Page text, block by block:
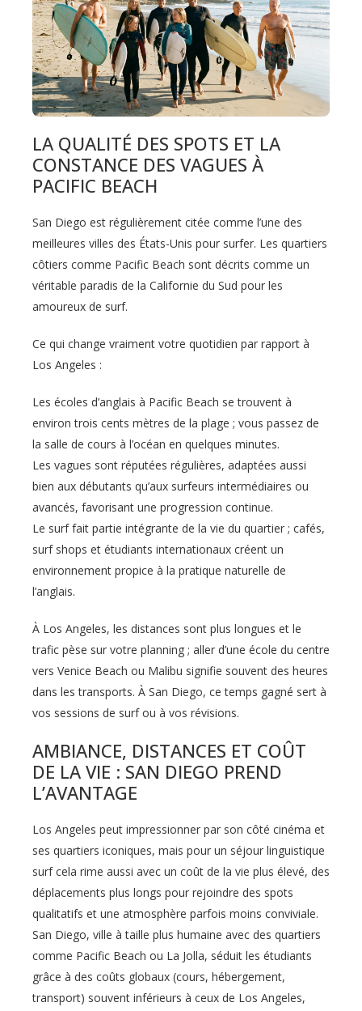
LA QUALITÉ DES SPOTS ET LA
CONSTANCE DES VAGUES À
PACIFIC BEACH
San Diego est régulièrement citée comme l’une des
meilleures villes des États-Unis pour surfer. Les quartiers
côtiers comme Pacific Beach sont décrits comme un
véritable paradis de la Californie du Sud pour les
amoureux de surf.
Ce qui change vraiment votre quotidien par rapport à
Los Angeles :
Les écoles d’anglais à Pacific Beach se trouvent à
environ trois cents mètres de la plage ; vous passez de
la salle de cours à l’océan en quelques minutes.
Les vagues sont réputées régulières, adaptées aussi
bien aux débutants qu’aux surfeurs intermédiaires ou
avancés, favorisant une progression continue.
Le surf fait partie intégrante de la vie du quartier ; cafés,
surf shops et étudiants internationaux créent un
environnement propice à la pratique naturelle de
l’anglais.
À Los Angeles, les distances sont plus longues et le
trafic pèse sur votre planning ; aller d’une école du centre
vers Venice Beach ou Malibu signifie souvent des heures
dans les transports. À San Diego, ce temps gagné sert à
vos sessions de surf ou à vos révisions.
AMBIANCE, DISTANCES ET COÛT
DE LA VIE : SAN DIEGO PREND
L’AVANTAGE
Los Angeles peut impressionner par son côté cinéma et
ses quartiers iconiques, mais pour un séjour linguistique
surf cela rime aussi avec un coût de la vie plus élevé, des
déplacements plus longs pour rejoindre des spots
qualitatifs et une atmosphère parfois moins conviviale.
San Diego, ville à taille plus humaine avec des quartiers
comme Pacific Beach ou La Jolla, séduit les étudiants
grâce à des coûts globaux (cours, hébergement,
transport) souvent inférieurs à ceux de Los Angeles,